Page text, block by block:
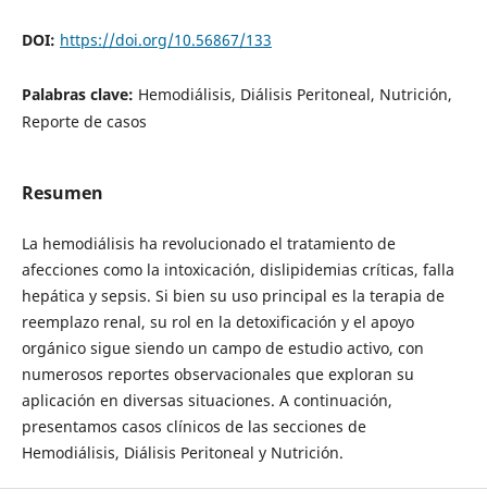
DOI: https://doi.org/10.56867/133
Palabras clave: Hemodiálisis, Diálisis Peritoneal, Nutrición,
Reporte de casos
Resumen
La hemodiálisis ha revolucionado el tratamiento de
afecciones como la intoxicación, dislipidemias críticas, falla
hepática y sepsis. Si bien su uso principal es la terapia de
reemplazo renal, su rol en la detoxificación y el apoyo
orgánico sigue siendo un campo de estudio activo, con
numerosos reportes observacionales que exploran su
aplicación en diversas situaciones. A continuación,
presentamos casos clínicos de las secciones de
Hemodiálisis, Diálisis Peritoneal y Nutrición.